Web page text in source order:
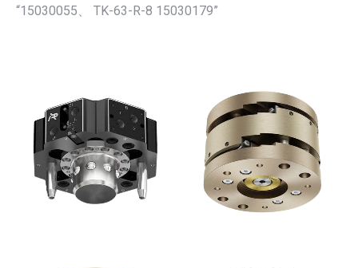
“15030055、 TK-63-R-8 15030179”